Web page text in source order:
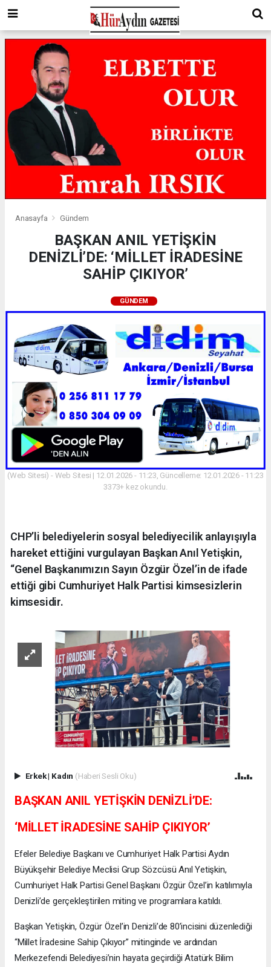
Anasayfa Gündem
BAŞKAN ANIL YETİŞKİN
DENİZLİ’DE: ‘MİLLET İRADESİNE
SAHİP ÇIKIYOR’
GÜNDEM
(Web Sitesi) - Web Sitesi | 12.01.2026 - 11:23, Güncelleme: 12.01.2026 - 11:23
3373+ kez okundu.
CHP’li belediyelerin sosyal belediyecilik anlayışıyla
hareket ettiğini vurgulayan Başkan Anıl Yetişkin,
“Genel Başkanımızın Sayın Özgür Özel’in de ifade
ettiği gibi Cumhuriyet Halk Partisi kimsesizlerin
kimsesidir.
Erkek| Kadın (Haberi Sesli Oku)
BAŞKAN ANIL YETİŞKİN DENİZLİ’DE:
‘MİLLET İRADESİNE SAHİP ÇIKIYOR’
Efeler Belediye Başkanı ve Cumhuriyet Halk Partisi Aydın
Büyükşehir Belediye Meclisi Grup Sözcüsü Anıl Yetişkin,
Cumhuriyet Halk Partisi Genel Başkanı Özgür Özel’in katılımıyla
Denizli’de gerçekleştirilen miting ve programlara katıldı.
Başkan Yetişkin, Özgür Özel’in Denizli’de 80’incisini düzenlediği
“Millet İradesine Sahip Çıkıyor” mitinginde ve ardından
Merkezefendi Belediyesi’nin hayata geçirdiği Atatürk Bilim